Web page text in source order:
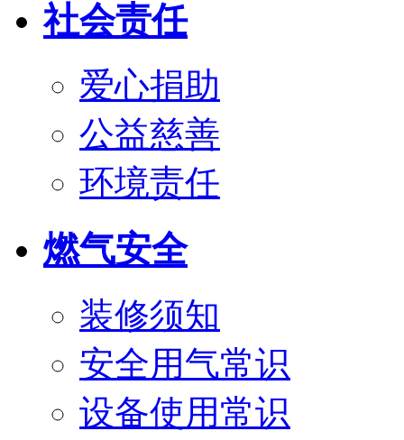
社会责任
爱心捐助
公益慈善
环境责任
燃气安全
装修须知
安全用气常识
设备使用常识